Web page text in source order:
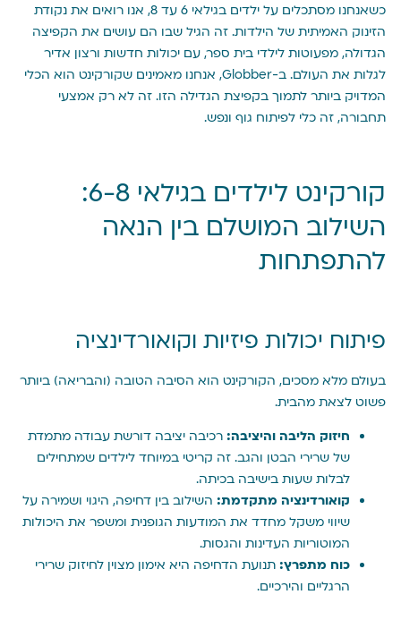
כשאנחנו מסתכלים על ילדים בגילאי 6 עד 8, אנו רואים את נקודת
הזינוק האמיתית של הילדות. זה הגיל שבו הם עושים את הקפיצה
הגדולה, מפעוטות לילדי בית ספר, עם יכולות חדשות ורצון אדיר
לגלות את העולם. ב-Globber, אנחנו מאמינים שקורקינט הוא הכלי
המדויק ביותר לתמוך בקפיצת הגדילה הזו. זה לא רק אמצעי
תחבורה, זה כלי לפיתוח גוף ונפש.
קורקינט לילדים בגילאי 6-8:
השילוב המושלם בין הנאה
להתפתחות
פיתוח יכולות פיזיות וקואורדינציה
בעולם מלא מסכים, הקורקינט הוא הסיבה הטובה (והבריאה) ביותר
פשוט לצאת מהבית.
חיזוק הליבה והיציבה: רכיבה יציבה דורשת עבודה מתמדת
של שרירי הבטן והגב. זה קריטי במיוחד לילדים שמתחילים
לבלות שעות בישיבה בכיתה.
קואורדינציה מתקדמת: השילוב בין דחיפה, היגוי ושמירה על
שיווי משקל מחדד את המודעות הגופנית ומשפר את היכולות
המוטוריות העדינות והגסות.
כוח מתפרץ: תנועת הדחיפה היא אימון מצוין לחיזוק שרירי
הרגליים והירכיים.